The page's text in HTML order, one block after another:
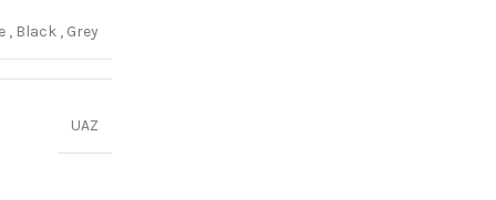
, Black , Grey
UAZ